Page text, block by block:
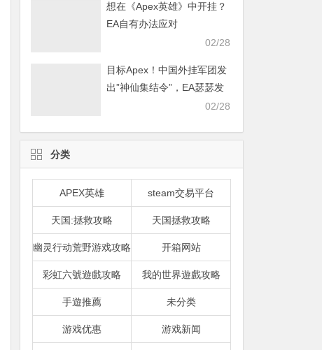
想在《Apex英雄》中开挂？
EA自有办法应对
02/28
目标Apex！中国外挂军团发
出”神仙集结令”，EA瑟瑟发
02/28
分类
APEX英雄 steam交易平台
天国:拯救攻略 天国拯救攻略
幽灵行动荒野游戏攻略 开箱网站
彩虹六號遊戲攻略 我的世界遊戲攻略
手遊推薦 未分类
游戏优惠 游戏新闻